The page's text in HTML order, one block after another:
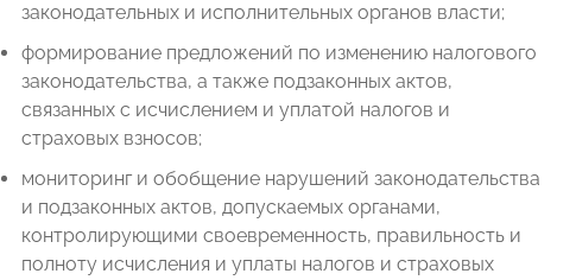
законодательных и исполнительных органов власти;
формирование предложений по изменению налогового
законодательства, а также подзаконных актов,
связанных с исчислением и уплатой налогов и
страховых взносов;
мониторинг и обобщение нарушений законодательства
и подзаконных актов, допускаемых органами,
контролирующими своевременность, правильность и
полноту исчисления и уплаты налогов и страховых